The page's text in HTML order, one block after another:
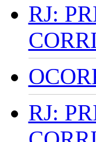
RJ:
RJ: